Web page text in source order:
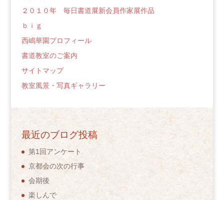
２０１０年 毎日書道展新会員作家展作品
ｂｉｇ
西嶋華園プロフィール
書道教室のご案内
サイトマップ
教室風景・写真ギャラリー
最近のブログ投稿
第1回アンケート
京都会の次の行事
会期後
楽しんで